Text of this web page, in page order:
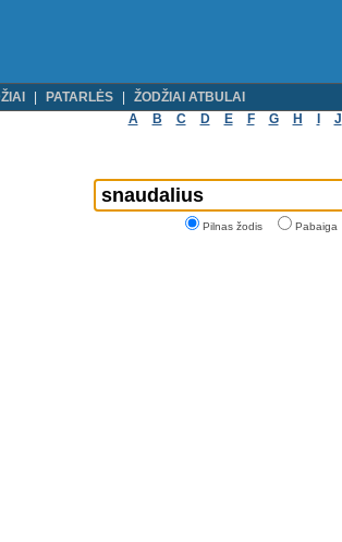
PATARLĖS
ŽODŽIAI ATBULAI
A
B C D E F G H J
Pilnas žodis Pabaiga